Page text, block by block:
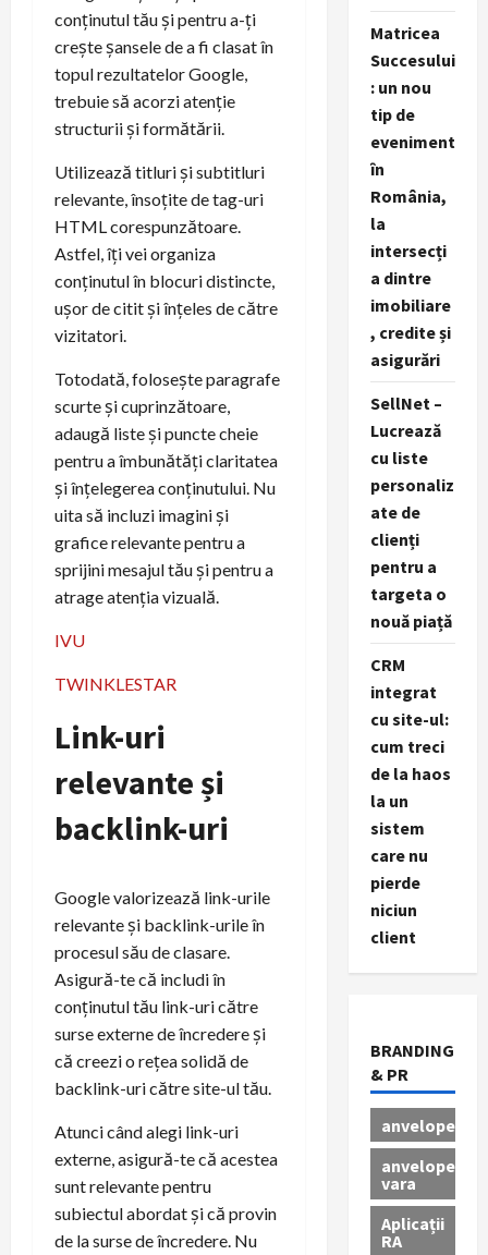
conținutul tău și pentru a-ți
crește șansele de a fi clasat în
topul rezultatelor Google,
trebuie să acorzi atenție
structurii și formătării.
Utilizează titluri și subtitluri
relevante, însoțite de tag-uri
HTML corespunzătoare.
Astfel, îți vei organiza
conținutul în blocuri distincte,
ușor de citit și înțeles de către
vizitatori.
Totodată, folosește paragrafe
scurte și cuprinzătoare,
adaugă liste și puncte cheie
pentru a îmbunătăți claritatea
și înțelegerea conținutului. Nu
uita să incluzi imagini și
grafice relevante pentru a
sprijini mesajul tău și pentru a
atrage atenția vizuală.
IVU
TWINKLESTAR
Link-uri
relevante și
backlink-uri
Google valorizează link-urile
relevante și backlink-urile în
procesul său de clasare.
Asigură-te că includi în
conținutul tău link-uri către
surse externe de încredere și
că creezi o rețea solidă de
backlink-uri către site-ul tău.
Atunci când alegi link-uri
externe, asigură-te că acestea
sunt relevante pentru
subiectul abordat și că provin
de la surse de încredere. Nu
Matricea
Succesului
: un nou
tip de
eveniment
în
România,
la
intersecți
a dintre
imobiliare
, credite și
asigurări
SellNet –
Lucrează
cu liste
personaliz
ate de
clienți
pentru a
targeta o
nouă piață
CRM
integrat
cu site-ul:
cum treci
de la haos
la un
sistem
care nu
pierde
niciun
client
BRANDING
& PR
anvelope
anvelope
vara
Aplicații
RA